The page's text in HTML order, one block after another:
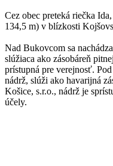
Cez obec preteká riečka
134,5 m) v blízkosti
Nad Bukovcom sa
slúžiaca ako zásobáreň
prístupná pre verejnosť.
nádrž, slúži ako havarijná
Košice, s.r.o., nádrž je
účely.